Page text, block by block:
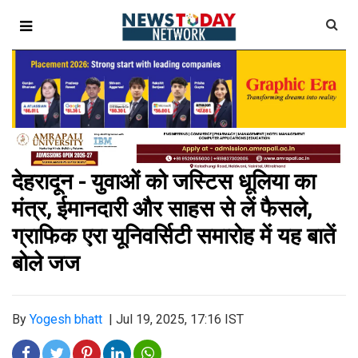
देहरादून - युवाओं को जस्टिस धूलिया का
मंत्र, ईमानदारी और साहस से लें फैसले,
ग्राफिक एरा यूनिवर्सिटी समारोह में यह बातें
बोले जज
By Yogesh bhatt Jul 19, 2025, 17:16 IST